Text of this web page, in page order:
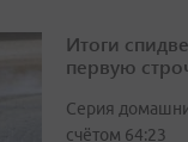
Итоги
первую
Серия
счётом 64:23